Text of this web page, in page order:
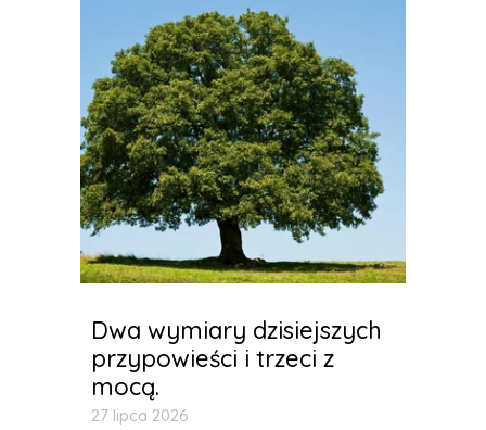
Dwa wymiary dzisiejszych
przypowieści i trzeci z
mocą.
27 lipca 2026